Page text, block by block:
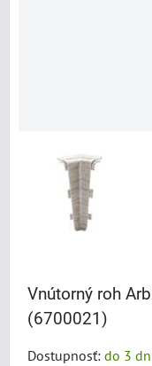
Vnútorný roh
(6700021)
Dostupnosť: do 3